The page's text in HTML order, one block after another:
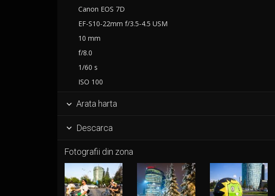
Canon EOS 7D
EF-S10-22mm f/3.5-4.5 USM
10 mm
f/8.0
1/60 s
ISO 100
 Arata harta
 Descarca
Fotografii din zona